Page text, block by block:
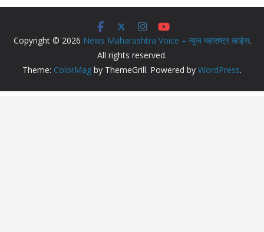
Copyright © 2026 News Maharashtra Voice – न्युज महाराष्ट्र व्हाईस.
All rights reserved.
Theme: ColorMag by ThemeGrill. Powered by WordPress.